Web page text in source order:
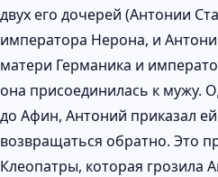
двух его дочерей (Антонии
императора Нерона, и
матери Германика и
она присоединилась к мужу.
до Афин, Антоний приказал
возвращаться обратно. Это
Клеопатры, которая грозила